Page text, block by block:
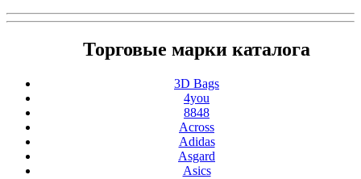
Торговые марки каталога
3D Bags
4you
8848
Across
Adidas
Asgard
Asics